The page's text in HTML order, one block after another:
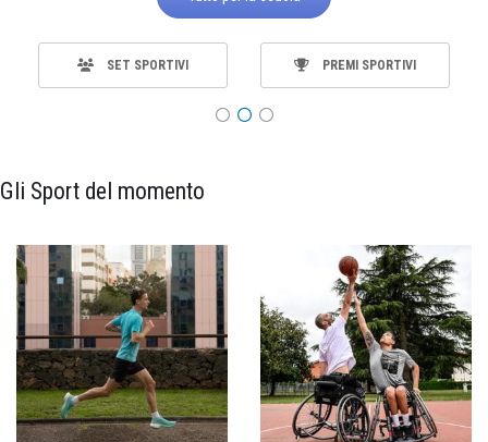
SET SPORTIVI PREMI SPORTIVI
Gli Sport del momento